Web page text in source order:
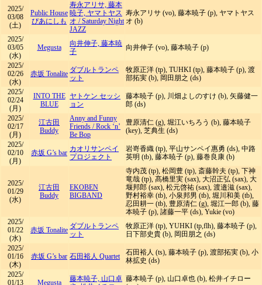
2025/
03/08
(土)
Public House
ぴあにしも
寿永アリサ, 藤本
暁子, ヤマトヤス
オ /Saturday Night
JAZZ
寿永アリサ (vo), 藤本暁子 (p), ヤマトヤス
オ (b)
2025/
03/05
(水)
Megusta
向井伸子, 藤本暁
子
向井伸子 (vo), 藤本暁子 (p)
2025/
02/26
(水)
赤坂 Tonalite ダブルトランペ
ット
牧原正洋 (tp), TUHKI (tp), 藤本暁子 (p), 渡
部拓実 (b), 岡田朋之 (ds)
2025/
02/24
(月)
INTO THE
BLUE
ヤトケン セッシ
ョン
藤本暁子 (p), 川畑よしのすけ (b), 矢藤健一
郎 (ds)
2025/
02/17
(月)
江古田
Buddy
Anny and Funny
Friends /Rock ‘n’
Be Bop
豊原清仁 (g), 堀江いちろう (b), 藤本暁子
(key), 芝典生 (ds)
2025/
02/10
(月)
赤坂 G’s bar カオリサンペイ
プロジェクト
岩嵜香織 (tp), 平山サンペイ惠勇 (ds), 中路
英明 (tb), 藤本暁子 (p), 藤巻良康 (b)
2025/
01/29
(水)
江古田
Buddy
EKOBEN
BIGBAND
寺内茂 (tp), 松岡豊 (tp), 斎藤幹夫 (tp), 下神
竜哉 (tp), 髙橋里実 (sax), 大沼正弘 (sax), 大
堰邦郎 (sax), 松元啓祐 (sax), 渡邉滋 (sax),
野村裕幸 (tb), 小泉邦男 (tb), 堀川和美 (tb),
忍田耕一 (tb), 豊原清仁 (g), 堀江一郎 (b), 藤
本暁子 (p), 諸藤一平 (ds), Yukie (vo)
2025/
01/22
(水)
赤坂 Tonalite ダブルトランペ
ット
牧原正洋 (tp), YUHKI (tp,flh), 藤本暁子 (p),
日下部史貴 (b), 岡田朋之 (ds)
2025/
01/16
(木)
赤坂 G’s bar 石田裕人 Quartet
石田裕人 (ts), 藤本暁子 (p), 渡部拓実 (b), 小
林拡史 (ds)
2025/
01/13
Megusta
藤本暁子, 山口卓 藤本暁子 (p), 山口卓也 (b), 松井イチロー